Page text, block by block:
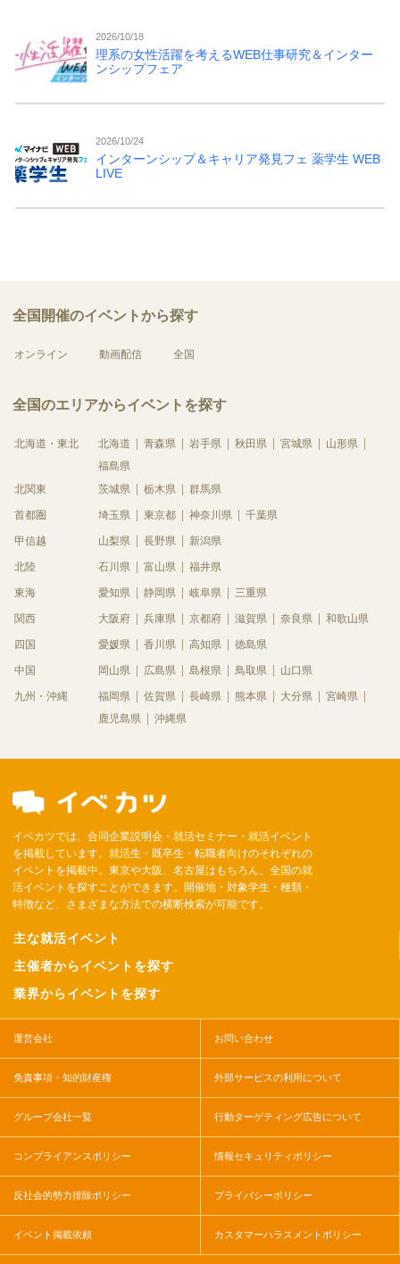
2026/10/18
理系の女性活躍を考えるWEB仕事研究＆インター
ンシップフェア
2026/10/24
インターンシップ＆キャリア発見フェ 薬学生 WEB
LIVE
全国開催のイベントから探す
オンライン 動画配信 全国
全国のエリアからイベントを探す
北海道・東北 北海道 青森県 岩手県 秋田県 宮城県
山形県
福島県
北関東
茨城県 栃木県 群馬県
首都圏 埼玉県 東京都 神奈川県 千葉県
甲信越 山梨県 長野県 新潟県
北陸 石川県 富山県 福井県
東海 愛知県 静岡県 岐阜県 三重県
関西 大阪府 兵庫県 京都府 滋賀県 奈良県 和歌山県
四国 愛媛県 香川県 高知県 徳島県
中国 岡山県 広島県 島根県 鳥取県 山口県
九州・沖縄 福岡県 佐賀県 長崎県 熊本県 大分県
宮崎県
鹿児島県
沖縄県
イベカツでは、合同企業説明会・就活セミナー・就活イベント
を掲載しています。就活生・既卒生・転職者向けのそれぞれの
イベントを掲載中。東京や大阪、名古屋はもちろん、全国の就
活イベントを探すことができます。開催地・対象学生・種類・
特徴など、さまざまな方法での横断検索が可能です。
主な就活イベント
主催者からイベントを探す
業界からイベントを探す
運営会社 お問い合わせ
免責事項・知的財産権 外部サービスの利用について
グループ会社一覧 行動ターゲティング広告について
コンプライアンスポリシー 情報セキュリティポリシー
反社会的勢力排除ポリシー プライバシーポリシー
イベント掲載依頼 カスタマーハラスメントポリシー